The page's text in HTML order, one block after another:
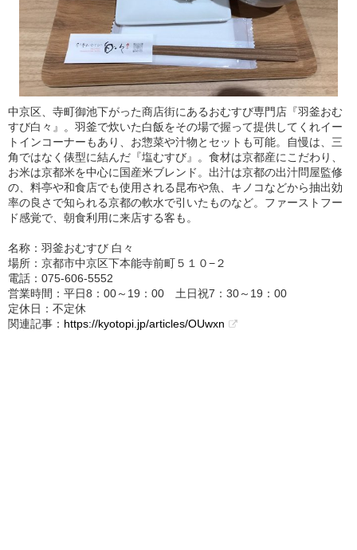
中京区、寺町御池下がった商店街にあるおむすび専門店『羽釜おむ
すび白々』。羽釜で炊いた白飯をその場で握って提供してくれイー
トインコーナーもあり、お惣菜や汁物とセットも可能。自慢は、三
角ではなく俵型に結んだ『塩むすび』。食材は京都産にこだわり、
お米は京都米を中心に国産米ブレンド。出汁は京都の出汁問屋監修
の、料亭や和食店でも使用される昆布や魚、キノコなどから抽出効
率の良さで知られる京都の軟水で引いたものなど。ファーストフー
ド感覚で、朝食利用に来店する客も。
名称：羽釜おむすび 白々
場所：京都市中京区下本能寺前町５１０−２
電話：075‐606‐5552
営業時間：平日8：00～19：00 土日祝7：30～19：00
定休日：不定休
関連記事： https://kyotopi.jp/articles/OUwxn